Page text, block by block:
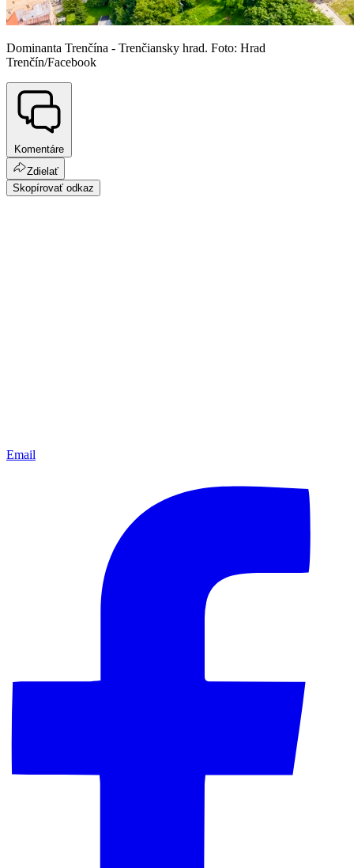
Dominanta Trenčína - Trenčiansky hrad. Foto: Hrad
Trenčín/Facebook
Komentáre
Zdielať
Skopírovať odkaz
Email